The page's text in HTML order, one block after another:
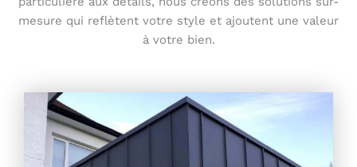
mesure qui reflètent votre style et ajoutent une valeur
à votre bien.